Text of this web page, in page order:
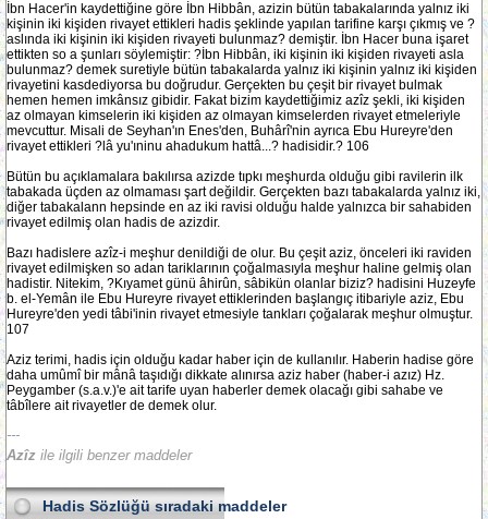
İbn Hacer'in kaydettiğine göre İbn Hibbân, azizin bütün tabakalarında yalnız iki
kişinin iki kişiden rivayet ettikleri hadis şeklinde yapılan tarifine karşı çıkmış ve ?
aslında iki kişinin iki kişiden rivayeti bulunmaz? demiştir. İbn Hacer buna işaret
ettikten so a şunları söylemiştir: ?İbn Hibbân, iki kişinin iki kişiden rivayeti asla
bulunmaz? demek suretiyle bütün tabakalarda yalnız iki kişinin yalnız iki kişiden
rivayetini kasdediyorsa bu doğrudur. Gerçekten bu çeşit bir rivayet bulmak
hemen hemen imkânsız gibidir. Fakat bizim kaydettiğimiz azîz şekli, iki kişiden
az olmayan kimselerin iki kişiden az olmayan kimselerden rivayet etmeleriyle
mevcuttur. Misali de Seyhan'ın Enes'den, Buhârî'nin ayrıca Ebu Hureyre'den
rivayet ettikleri ?lâ yu'ıninu ahadukum hattâ...? hadisidir.? 106
Bütün bu açıklamalara bakılırsa azizde tıpkı meşhurda olduğu gibi ravilerin ilk
tabakada üçden az olmaması şart değildir. Gerçekten bazı tabakalarda yalnız iki,
diğer tabakalann hepsinde en az iki ravisi olduğu halde yalnızca bir sahabiden
rivayet edilmiş olan hadis de azizdir.
Bazı hadislere azîz-i meşhur denildiği de olur. Bu çeşit aziz, önceleri iki raviden
rivayet edilmişken so adan tariklarının çoğalmasıyla meşhur haline gelmiş olan
hadistir. Nitekim, ?Kıyamet günü âhirûn, sâbikün olanlar biziz? hadisini Huzeyfe
b. el-Yemân ile Ebu Hureyre rivayet ettiklerinden başlangıç itibariyle aziz, Ebu
Hureyre'den yedi tâbi'inin rivayet etmesiyle tankları çoğalarak meşhur olmuştur.
107
Aziz terimi, hadis için olduğu kadar haber için de kullanılır. Haberin hadise göre
daha umûmî bir mânâ taşıdığı dikkate alınırsa aziz haber (haber-i azız) Hz.
Peygamber (s.a.v.)'e ait tarife uyan haberler demek olacağı gibi sahabe ve
tâbîlere ait rivayetler de demek olur.
---
Azîz ile ilgili benzer maddeler
Hadis Sözlüğü sıradaki maddeler